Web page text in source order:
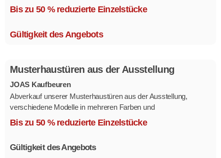
Mehrere Modelle in verschiedenen Ausführungen.
Bis zu 50 % reduzierte Einzelstücke
Gültigkeit des Angebots
Musterhaustüren aus der Ausstellung
JOAS Kaufbeuren
Abverkauf unserer Musterhaustüren aus der Ausstellung,
verschiedene Modelle in mehreren Farben und
Ausstattungsvarianten.
Bis zu 50 % reduzierte Einzelstücke
Gültigkeit des Angebots